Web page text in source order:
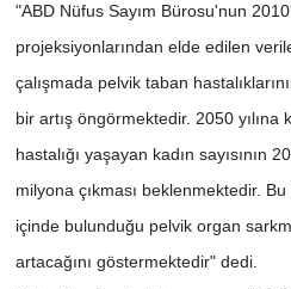
"ABD Nüfus Sayım Bürosu'nun
projeksiyonlarından elde edilen
çalışmada pelvik taban
bir artış öngörmektedir. 2050
hastalığı yaşayan kadın sayısının
milyona çıkması beklenmektedir.
içinde bulunduğu pelvik organ
artacağını göstermektedir" dedi.